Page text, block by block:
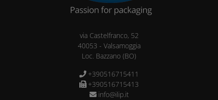
via Castelfranco, 52
40053 - Valsamoggia
Loc. Bazzano (BO)
+390516715411
+390516715413
info@ilip.it